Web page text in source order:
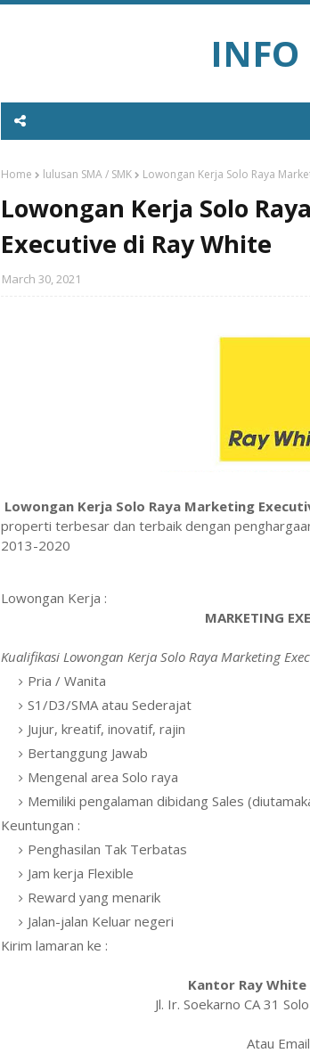
INFO
Home lulusan SMA / SMK Lowongan Kerja Solo Raya
Lowongan Kerja Solo
Executive di Ray White
March 30, 2021
Lowongan Kerja Solo Raya Marketing
properti terbesar dan terbaik dengan
2013-2020
Lowongan Kerja :
MARKETING
Kualifikasi Lowongan Kerja Solo Raya Marketing
Pria / Wanita
S1/D3/SMA atau Sederajat
Jujur, kreatif, inovatif, rajin
Bertanggung Jawab
Mengenal area Solo raya
Memiliki pengalaman dibidang Sales
Keuntungan :
Penghasilan Tak Terbatas
Jam kerja Flexible
Reward yang menarik
Jalan-jalan Keluar negeri
Kirim lamaran ke :
Kantor Ray White
Jl. Ir. Soekarno CA 31
Atau